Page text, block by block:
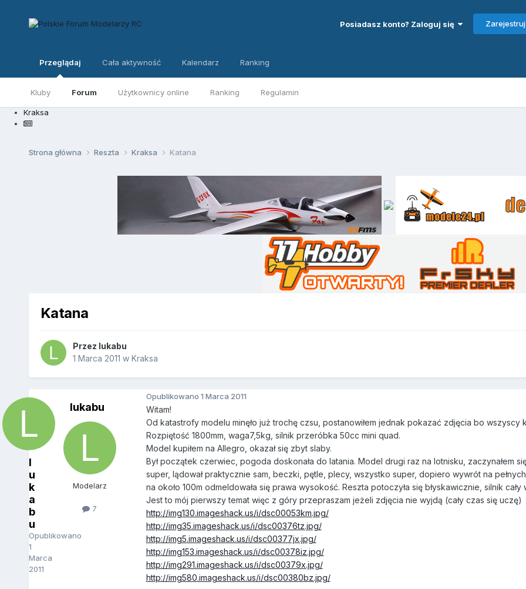
Posiadasz konto? Zaloguj się
Przeglądaj
Kluby Forum Użytkownicy online Ranking Regulamin
Cała aktywność Kalendarz Ranking
Kraksa
Strona główna Reszta Kraksa Katana
Katana
Przez lukabu
1 Marca 2011 w Kraksa
l
u
k
a
b
u
Opublikowano
1
Marca
2011
lukabu
Modelarz
7
Opublikowano 1 Marca 2011
Witam!
Od katastrofy modelu minęło już trochę czsu, postanowiłem jednak pokazać zdjęcia bo
Rozpiętość 1800mm, waga7,5kg, silnik przeróbka 50cc mini quad.
Model kupiłem na Allegro, okazał się zbyt slaby.
Był początek czerwiec, pogoda doskonała do latania. Model drugi raz na lotnisku, zaczynałem
super, lądował praktycznie sam, beczki, pętle, plecy, wszystko super, dopiero wywrót na
na około 100m odmeldowała się prawa wysokość. Reszta potoczyła się błyskawicznie, silnik
Jest to mój pierwszy temat więc z góry przepraszam jeżeli zdjęcia nie wyjdą (cały czas się uczę)
http://img130.imageshack.us/i/dsc00053km.jpg/
http://img35.imageshack.us/i/dsc00376tz.jpg/
http://img5.imageshack.us/i/dsc00377jx.jpg/
http://img153.imageshack.us/i/dsc00378iz.jpg/
http://img291.imageshack.us/i/dsc00379x.jpg/
http://img580.imageshack.us/i/dsc00380bz.jpg/